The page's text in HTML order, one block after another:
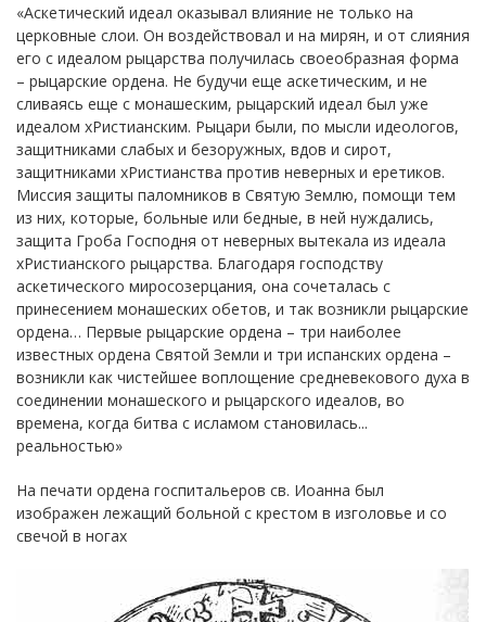
«Аскетический идеал оказывал влияние не только на
церковные слои. Он воздействовал и на мирян, и от слияния
его с идеалом рыцарства получилась своеобразная форма
– рыцарские ордена. Не будучи еще аскетическим, и не
сливаясь еще с монашеским, рыцарский идеал был уже
идеалом хРистианским. Рыцари были, по мысли идеологов,
защитниками слабых и безоружных, вдов и сирот,
защитниками хРистианства против неверных и еретиков.
Миссия защиты паломников в Святую Землю, помощи тем
из них, которые, больные или бедные, в ней нуждались,
защита Гроба Господня от неверных вытекала из идеала
хРистианского рыцарства. Благодаря господству
аскетического миросозерцания, она сочеталась с
принесением монашеских обетов, и так возникли рыцарские
ордена… Первые рыцарские ордена – три наиболее
известных ордена Святой Земли и три испанских ордена –
возникли как чистейшее воплощение средневекового духа в
соединении монашеского и рыцарского идеалов, во
времена, когда битва с исламом становилась...
реальностью»
На печати ордена госпитальеров св. Иоанна был
изображен лежащий больной с крестом в изголовье и со
свечой в ногах